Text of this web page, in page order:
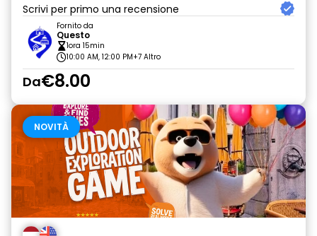
Scrivi per primo una recensione
Fornito da
Questo
1ora 15min
10:00 AM, 12:00 PM+7 Altro
Da€8.00
NOVITÀ